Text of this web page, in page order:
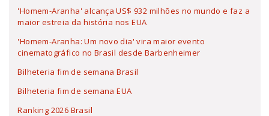
'Homem-Aranha' alcança US$ 932 milhões no mundo e faz a
maior estreia da história nos EUA
'Homem-Aranha: Um novo dia' vira maior evento
cinematográfico no Brasil desde Barbenheimer
Bilheteria fim de semana Brasil
Bilheteria fim de semana EUA
Ranking 2026 Brasil